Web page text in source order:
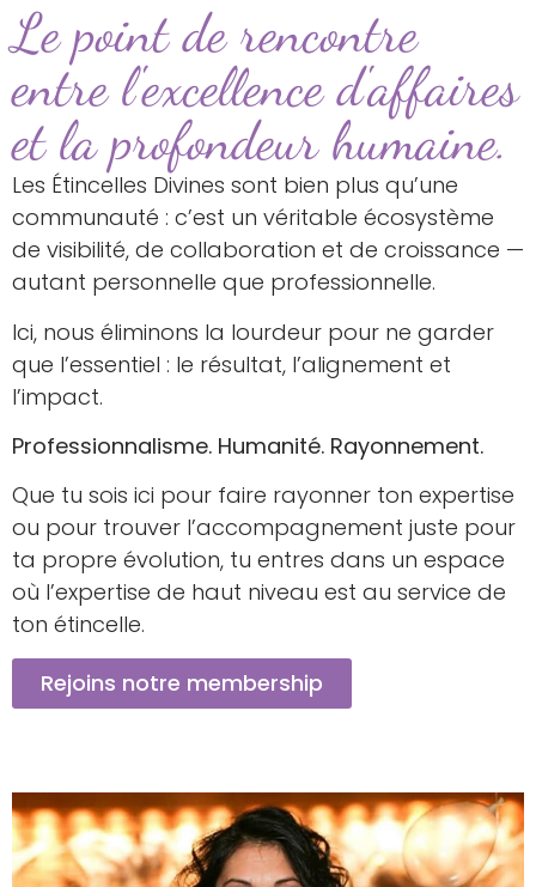
Le point de rencontre
entre l'excellence d'affaires
et la profondeur humaine.
Les Étincelles Divines sont bien plus qu’une
communauté : c’est un véritable écosystème
de visibilité, de collaboration et de croissance —
autant personnelle que professionnelle.
Ici, nous éliminons la lourdeur pour ne garder
que l’essentiel : le résultat, l’alignement et
l’impact.
Professionnalisme. Humanité. Rayonnement.
Que tu sois ici pour faire rayonner ton expertise
ou pour trouver l’accompagnement juste pour
ta propre évolution, tu entres dans un espace
où l’expertise de haut niveau est au service de
ton étincelle.
Rejoins notre membership